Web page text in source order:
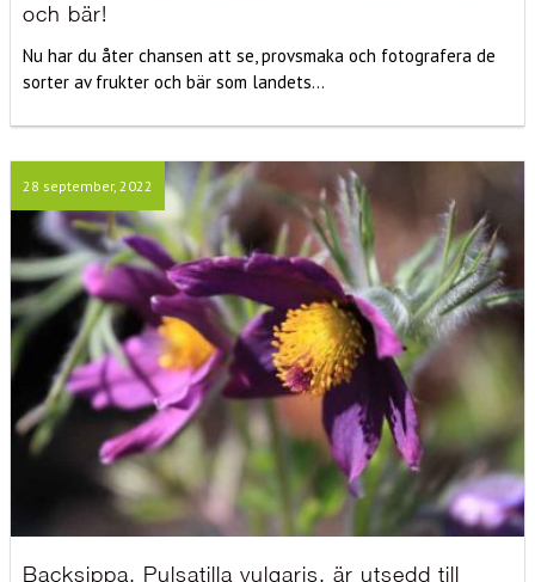
och bär!
Nu har du åter chansen att se, provsmaka och fotografera de
sorter av frukter och bär som landets...
28 september, 2022
Backsippa, Pulsatilla vulgaris, är utsedd till